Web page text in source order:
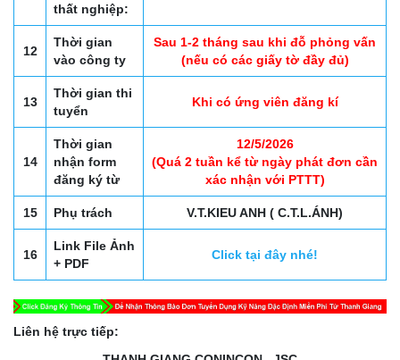
thất nghiệp:
12
Thời gian
vào công ty
Sau 1-2 tháng sau khi đỗ phỏng vấn
(nếu có các giấy tờ đầy đủ)
13
Thời gian thi
tuyển
Khi có ứng viên đăng kí
14
Thời gian
nhận form
đăng ký từ
12/5/2026
(Quá 2 tuần kể từ ngày phát đơn cần
xác nhận với PTTT)
15 Phụ trách V.T.KIEU ANH ( C.T.L.ÁNH)
16
Link File Ảnh
+ PDF
Click tại đây nhé!
Liên hệ trực tiếp: